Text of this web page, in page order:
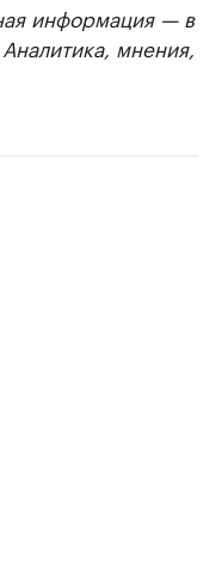
информация — в
мнения,